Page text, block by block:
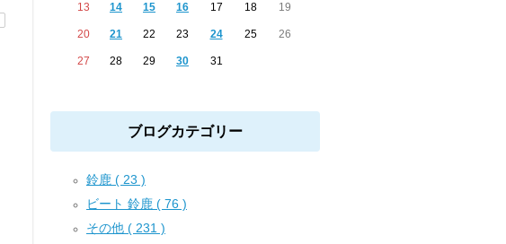
13 14 15 16 17 18 19
20 21 22 23 24 25 26
27 28 29 30 31
ブログカテゴリー
鈴鹿 ( 23 )
ビート 鈴鹿 ( 76 )
その他 ( 231 )